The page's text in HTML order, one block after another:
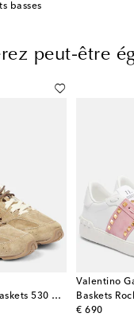
basses
peut-être
x New Balance – Baskets 530 SL en daim
Valentino
€ 690
original price